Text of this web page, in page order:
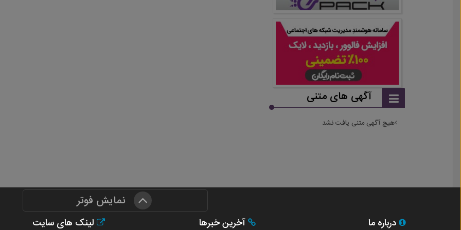
آگهی های متنی
هیچ آگهی متنی یافت نشد
نمایش فوتر
درباره ما آخرین خبرها لینک های سایت